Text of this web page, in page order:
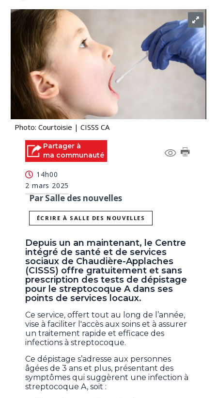
Photo: Courtoisie | CISSS CA
Partager à
ma communauté
14h00
2 mars 2025
Par Salle des nouvelles
ÉCRIRE À SALLE DES NOUVELLES
Depuis un an maintenant, le Centre
intégré de santé et de services
sociaux de Chaudière-Applaches
(CISSS) offre gratuitement et sans
prescription des tests de dépistage
pour le streptocoque A dans ses
points de services locaux.
Ce service, offert tout au long de l’année,
vise à faciliter l'accès aux soins et à assurer
un traitement rapide et efficace des
infections à streptocoque.
Ce dépistage s’adresse aux personnes
âgées de 3 ans et plus, présentant des
symptômes qui suggèrent une infection à
streptocoque A, soit :